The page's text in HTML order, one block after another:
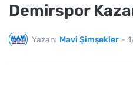
Demirspor
Yazan: Mavi Şimşekler -